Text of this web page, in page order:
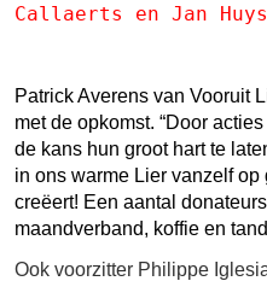
Callaerts en Jan
Patrick Averens van Vooruit
met de opkomst. “Door
de kans hun groot hart te
in ons warme Lier vanzelf
creëert! Een aantal
maandverband, koffie en
Ook voorzitter Philippe